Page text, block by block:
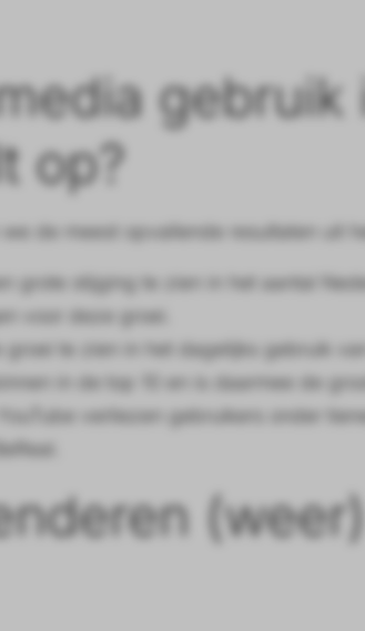
op?
we de meest opvallende resultaten uit
grote stijging te zien in het aantal
voor deze groei.
groei te zien in het dagelijks gebruik
in de top 10 en is daarmee de
verliezen gebruikers onder